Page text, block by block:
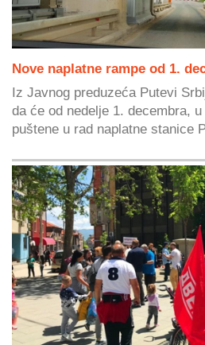
Nove naplatne rampe od 1.
Iz Javnog preduzeća Putevi
da će od nedelje 1. decembra,
puštene u rad naplatne stanice